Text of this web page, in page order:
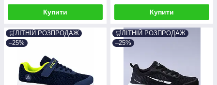
Купити Купити
🛒ЛІТНІЙ РОЗПРОДАЖ
–25%
🛒ЛІТНІЙ РОЗПРОДАЖ
–25%